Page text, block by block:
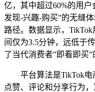
亿，其中超过60%的用
发现-兴趣-购买”的无缝
路径。数据显示，
间仅为3.5分钟，远低于
了当代消费者”即看即买
平台算法是TikTok电
点赞、评论和分享行为